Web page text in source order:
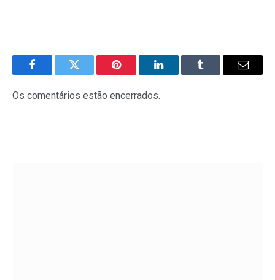
FacebookTwitter Pinterest LinkedInTumblr
E-
Os comentários estão encerrados.